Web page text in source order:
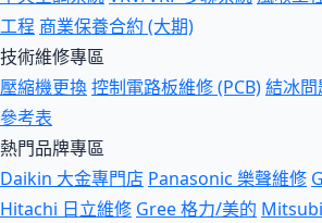
工程 商業保養合約 (大期)
技術維修專區
壓縮機更換控制電路板維修 (PCB)結冰問
參考表
熱門品牌專區
Daikin 大金專門店 Panasonic 樂聲維修
Hitachi 日立維修 Gree 格力/美的